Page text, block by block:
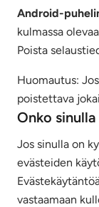
Android-
kulmassa
Poista
Huomautus:
poistettava
Onko
Jos sinulla on
evästeiden
vastaamaan